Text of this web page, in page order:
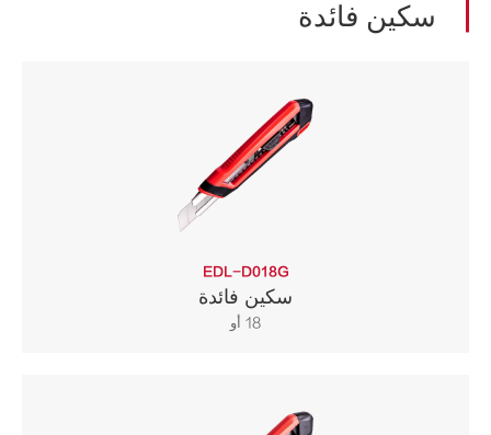
سكين فائدة
EDL-D018G
سكين فائدة
18 أو